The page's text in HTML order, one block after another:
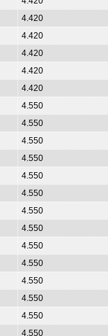
4.420
4.420
4.420
4.420
4.420
4.550
4.550
4.550
4.550
4.550
4.550
4.550
4.550
4.550
4.550
4.550
4.550
4.550
4.550